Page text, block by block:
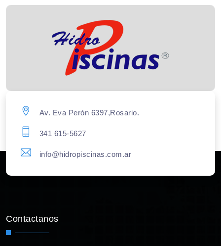
Av. Eva Perón 6397,Rosario.
341 615-5627
info@hidropiscinas.com.ar
Contactanos